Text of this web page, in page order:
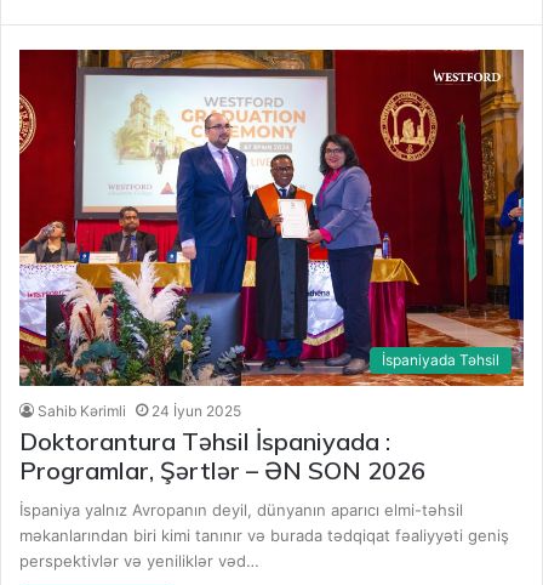
İspaniyada Təhsil
Sahib Kərimli 24 İyun 2025
Doktorantura Təhsil İspaniyada :
Programlar, Şərtlər – ƏN SON 2026
İspaniya yalnız Avropanın deyil, dünyanın aparıcı elmi-təhsil
məkanlarından biri kimi tanınır və burada tədqiqat fəaliyyəti geniş
perspektivlər və yeniliklər vəd…